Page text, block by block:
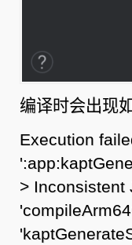
编译时会出现
Execution
> Inconsistent